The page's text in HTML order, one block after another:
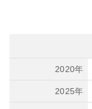
2020年
2025年